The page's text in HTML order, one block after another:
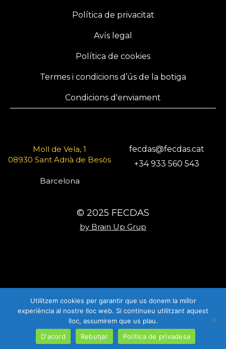
Política de privacitat
Avís legal
Política de cookies
Termes i condicions d’ús de la botiga
Condicions d'enviament
Moll de Vela, 1
08930 Sant Adrià de Besòs
Barcelona
fecdas@fecdas.cat
+34 933 560 543
© 2025 FECDAS
by Brain Up Grup
Utilitzem cookies per garantir que us donem la millor
experiència al nostre lloc web. Si continueu utilitzant aquest
lloc, assumirem que us plau.
D'acord
Rebutjar Política de privadesa